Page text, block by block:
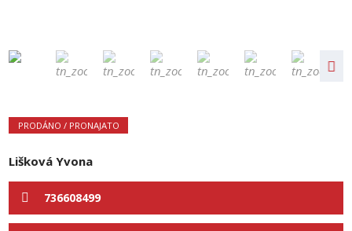
PRODÁNO / PRONAJATO
Lišková Yvona
736608499